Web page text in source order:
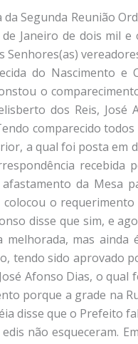
da Segunda Reunião
Janeiro de dois mil
do Nascimento
o
dos Reis,
comparecido
a qual foi posta em
recebida
da Mesa
o
disse que sim, e
melhorada, mas
tendo sido aprovado
Afonso Dias, o
porque a grade na
disse que o Prefeito
não esqueceram.